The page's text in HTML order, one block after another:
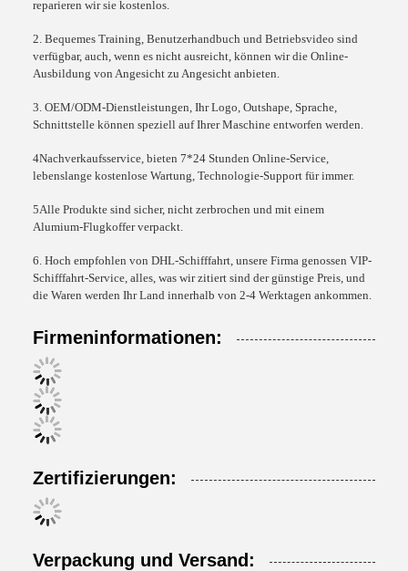
reparieren wir sie kostenlos.
2. Bequemes Training, Benutzerhandbuch und Betriebsvideo sind
verfügbar, auch, wenn es nicht ausreicht, können wir die Online-
Ausbildung von Angesicht zu Angesicht anbieten.
3. OEM/ODM-Dienstleistungen, Ihr Logo, Outshape, Sprache,
Schnittstelle können speziell auf Ihrer Maschine entworfen werden.
4Nachverkaufsservice, bieten 7*24 Stunden Online-Service,
lebenslange kostenlose Wartung, Technologie-Support für immer.
5Alle Produkte sind sicher, nicht zerbrochen und mit einem
Alumium-Flugkoffer verpackt.
6. Hoch empfohlen von DHL-Schifffahrt, unsere Firma genossen VIP-
Schifffahrt-Service, alles, was wir zitiert sind der günstige Preis, und
die Waren werden Ihr Land innerhalb von 2-4 Werktagen ankommen.
Firmeninformationen:
Zertifizierungen:
Verpackung und Versand: